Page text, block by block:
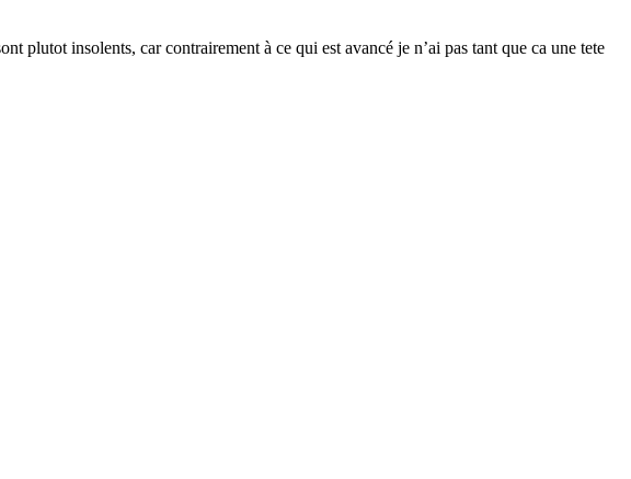
plutot insolents, car contrairement à ce qui est avancé je n’ai pas tant que ca une tete